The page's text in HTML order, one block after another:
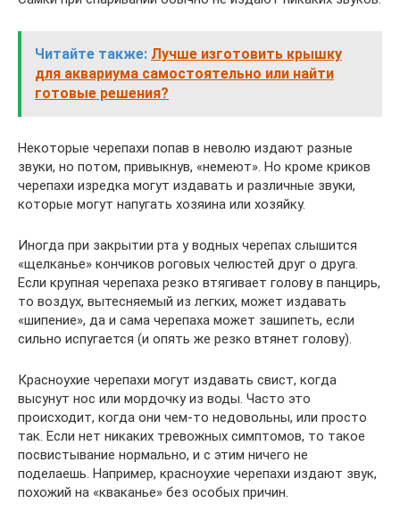
Читайте также: Лучше изготовить крышку
для аквариума самостоятельно или найти
готовые решения?
Некоторые черепахи попав в неволю издают разные
звуки, но потом, привыкнув, «немеют». Но кроме криков
черепахи изредка могут издавать и различные звуки,
которые могут напугать хозяина или хозяйку.
Иногда при закрытии рта у водных черепах слышится
«щелканье» кончиков роговых челюстей друг о друга.
Если крупная черепаха резко втягивает голову в панцирь,
то воздух, вытесняемый из легких, может издавать
«шипение», да и сама черепаха может зашипеть, если
сильно испугается (и опять же резко втянет голову).
Красноухие черепахи могут издавать свист, когда
высунут нос или мордочку из воды. Часто это
происходит, когда они чем-то недовольны, или просто
так. Если нет никаких тревожных симптомов, то такое
посвистывание нормально, и с этим ничего не
поделаешь. Например, красноухие черепахи издают звук,
похожий на «кваканье» без особых причин.